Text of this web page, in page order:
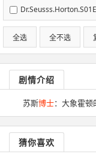
x.to].mkv[eztvx.to]
x.to].mkv[eztvx.to]
全选 全不选
剧情介绍
苏斯博士：大象霍顿
猜你喜欢